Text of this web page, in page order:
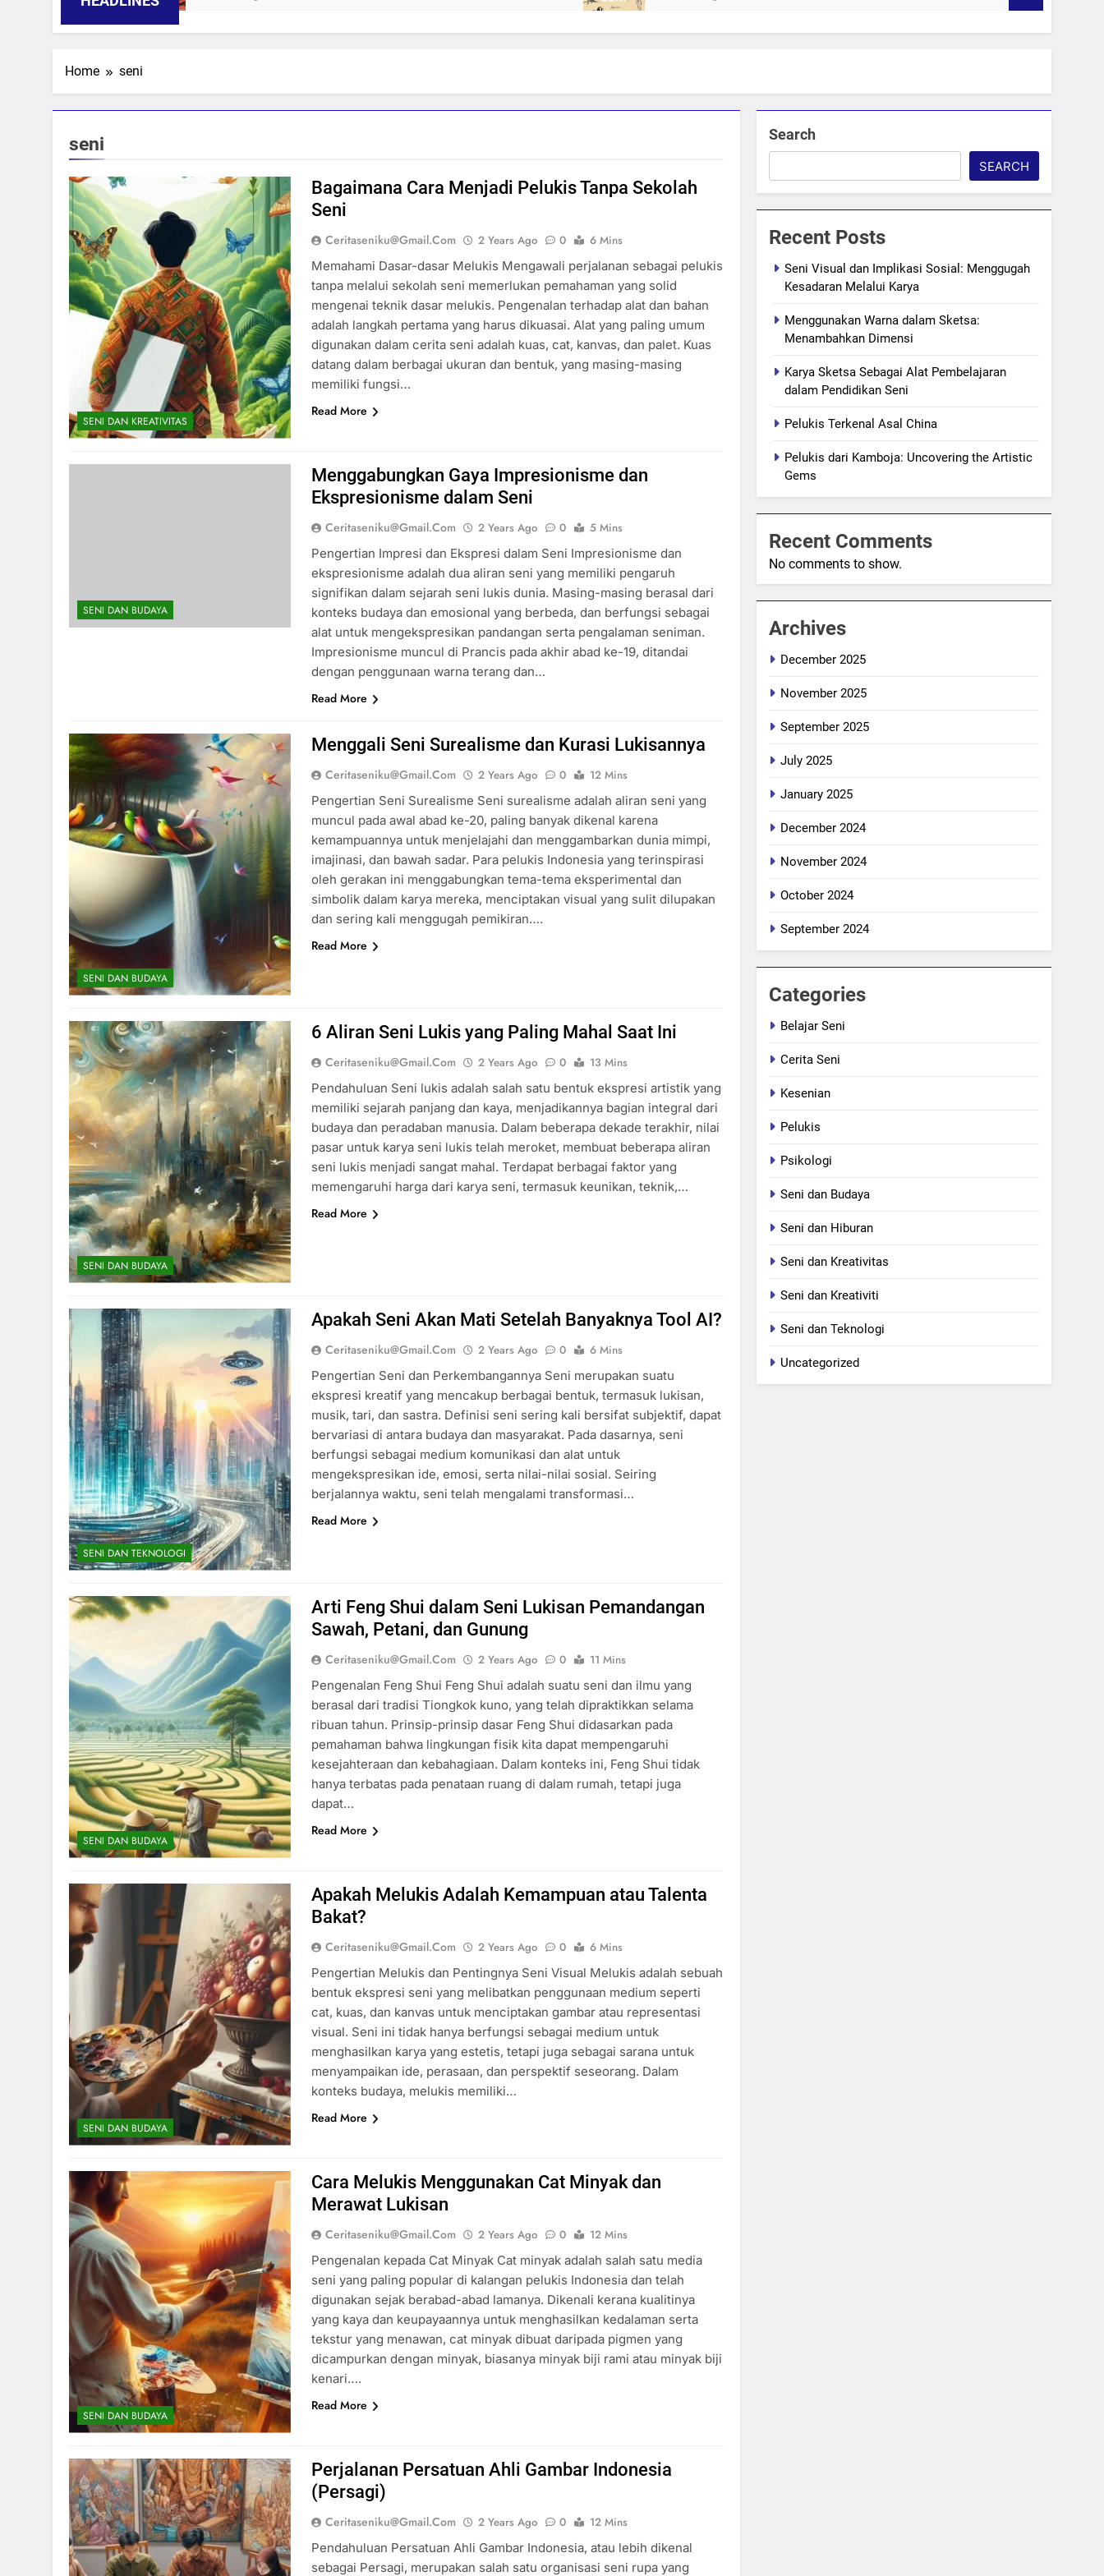
Home seni
seni
SENI DAN KREATIVITAS
Bagaimana Cara Menjadi Pelukis Tanpa Sekolah
Seni
Ceritaseniku@gmail.com 2 Years Ago 0
6 Mins
Memahami Dasar-dasar Melukis Mengawali perjalanan sebagai pelukis
tanpa melalui sekolah seni memerlukan pemahaman yang solid
mengenai teknik dasar melukis. Pengenalan terhadap alat dan bahan
adalah langkah pertama yang harus dikuasai. Alat yang paling umum
digunakan dalam cerita seni adalah kuas, cat, kanvas, dan palet. Kuas
datang dalam berbagai ukuran dan bentuk, yang masing-masing
memiliki fungsi…
Read More
SENI DAN BUDAYA
Menggabungkan Gaya Impresionisme dan
Ekspresionisme dalam Seni
Ceritaseniku@gmail.com 2 Years Ago 0
5 Mins
Pengertian Impresi dan Ekspresi dalam Seni Impresionisme dan
ekspresionisme adalah dua aliran seni yang memiliki pengaruh
signifikan dalam sejarah seni lukis dunia. Masing-masing berasal dari
konteks budaya dan emosional yang berbeda, dan berfungsi sebagai
alat untuk mengekspresikan pandangan serta pengalaman seniman.
Impresionisme muncul di Prancis pada akhir abad ke-19, ditandai
dengan penggunaan warna terang dan…
Read More
SENI DAN BUDAYA
Menggali Seni Surealisme dan Kurasi Lukisannya
Ceritaseniku@gmail.com 2 Years Ago 0
12 Mins
Pengertian Seni Surealisme Seni surealisme adalah aliran seni yang
muncul pada awal abad ke-20, paling banyak dikenal karena
kemampuannya untuk menjelajahi dan menggambarkan dunia mimpi,
imajinasi, dan bawah sadar. Para pelukis Indonesia yang terinspirasi
oleh gerakan ini menggabungkan tema-tema eksperimental dan
simbolik dalam karya mereka, menciptakan visual yang sulit dilupakan
dan sering kali menggugah pemikiran….
Read More
SENI DAN BUDAYA
6 Aliran Seni Lukis yang Paling Mahal Saat Ini
Ceritaseniku@gmail.com 2 Years Ago 0
13 Mins
Pendahuluan Seni lukis adalah salah satu bentuk ekspresi artistik yang
memiliki sejarah panjang dan kaya, menjadikannya bagian integral dari
budaya dan peradaban manusia. Dalam beberapa dekade terakhir, nilai
pasar untuk karya seni lukis telah meroket, membuat beberapa aliran
seni lukis menjadi sangat mahal. Terdapat berbagai faktor yang
memengaruhi harga dari karya seni, termasuk keunikan, teknik,…
Read More
SENI DAN TEKNOLOGI
Apakah Seni Akan Mati Setelah Banyaknya Tool AI?
Ceritaseniku@gmail.com 2 Years Ago 0
6 Mins
Pengertian Seni dan Perkembangannya Seni merupakan suatu
ekspresi kreatif yang mencakup berbagai bentuk, termasuk lukisan,
musik, tari, dan sastra. Definisi seni sering kali bersifat subjektif, dapat
bervariasi di antara budaya dan masyarakat. Pada dasarnya, seni
berfungsi sebagai medium komunikasi dan alat untuk
mengekspresikan ide, emosi, serta nilai-nilai sosial. Seiring
berjalannya waktu, seni telah mengalami transformasi…
Read More
SENI DAN BUDAYA
Arti Feng Shui dalam Seni Lukisan Pemandangan
Sawah, Petani, dan Gunung
Ceritaseniku@gmail.com 2 Years Ago 0
11 Mins
Pengenalan Feng Shui Feng Shui adalah suatu seni dan ilmu yang
berasal dari tradisi Tiongkok kuno, yang telah dipraktikkan selama
ribuan tahun. Prinsip-prinsip dasar Feng Shui didasarkan pada
pemahaman bahwa lingkungan fisik kita dapat mempengaruhi
kesejahteraan dan kebahagiaan. Dalam konteks ini, Feng Shui tidak
hanya terbatas pada penataan ruang di dalam rumah, tetapi juga
dapat…
Read More
SENI DAN BUDAYA
Apakah Melukis Adalah Kemampuan atau Talenta
Bakat?
Ceritaseniku@gmail.com 2 Years Ago 0
6 Mins
Pengertian Melukis dan Pentingnya Seni Visual Melukis adalah sebuah
bentuk ekspresi seni yang melibatkan penggunaan medium seperti
cat, kuas, dan kanvas untuk menciptakan gambar atau representasi
visual. Seni ini tidak hanya berfungsi sebagai medium untuk
menghasilkan karya yang estetis, tetapi juga sebagai sarana untuk
menyampaikan ide, perasaan, dan perspektif seseorang. Dalam
konteks budaya, melukis memiliki…
Read More
SENI DAN BUDAYA
Cara Melukis Menggunakan Cat Minyak dan
Merawat Lukisan
Ceritaseniku@gmail.com 2 Years Ago 0
12 Mins
Pengenalan kepada Cat Minyak Cat minyak adalah salah satu media
seni yang paling popular di kalangan pelukis Indonesia dan telah
digunakan sejak berabad-abad lamanya. Dikenali kerana kualitinya
yang kaya dan keupayaannya untuk menghasilkan kedalaman serta
tekstur yang menawan, cat minyak dibuat daripada pigmen yang
dicampurkan dengan minyak, biasanya minyak biji rami atau minyak biji
kenari….
Read More
Perjalanan Persatuan Ahli Gambar Indonesia
(Persagi)
Ceritaseniku@gmail.com 2 Years Ago 0
12 Mins
Pendahuluan Persatuan Ahli Gambar Indonesia, atau lebih dikenal
sebagai Persagi, merupakan salah satu organisasi seni rupa yang
Search
SEARCH
Recent Posts
Seni Visual dan Implikasi Sosial: Menggugah
Kesadaran Melalui Karya
Menggunakan Warna dalam Sketsa:
Menambahkan Dimensi
Karya Sketsa Sebagai Alat Pembelajaran
dalam Pendidikan Seni
Pelukis Terkenal Asal China
Pelukis dari Kamboja: Uncovering the Artistic
Gems
Recent Comments
No comments to show.
Archives
December 2025
November 2025
September 2025
July 2025
January 2025
December 2024
November 2024
October 2024
September 2024
Categories
Belajar Seni
Cerita Seni
Kesenian
Pelukis
Psikologi
Seni dan Budaya
Seni dan Hiburan
Seni dan Kreativitas
Seni dan Kreativiti
Seni dan Teknologi
Uncategorized